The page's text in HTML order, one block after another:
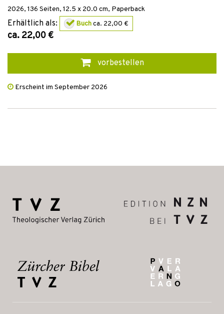
2026, 136 Seiten, 12.5 x 20.0 cm, Paperback
Erhältlich als: Buchca. 22,00 €
ca. 22,00 €
vorbestellen
Erscheint im September 2026